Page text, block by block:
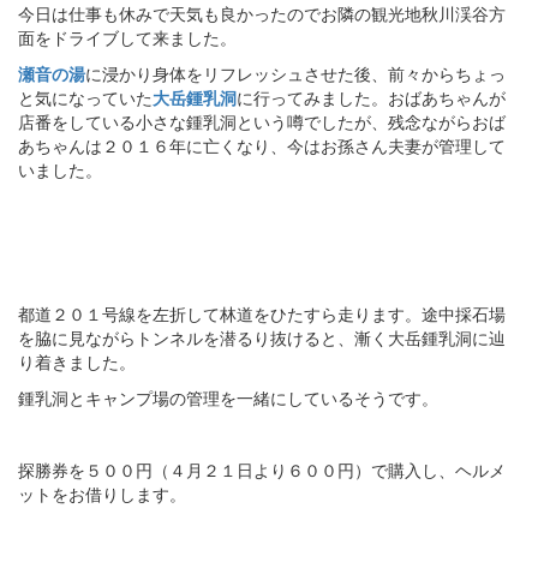
今日は仕事も休みで天気も良かったのでお隣の観光地秋川渓谷方
面をドライブして来ました。
瀬音の湯に浸かり身体をリフレッシュさせた後、前々からちょっ
と気になっていた大岳鍾乳洞に行ってみました。おばあちゃんが
店番をしている小さな鍾乳洞という噂でしたが、残念ながらおば
あちゃんは２０１６年に亡くなり、今はお孫さん夫妻が管理して
いました。
都道２０１号線を左折して林道をひたすら走ります。途中採石場
を脇に見ながらトンネルを潜るり抜けると、漸く大岳鍾乳洞に辿
り着きました。
鍾乳洞とキャンプ場の管理を一緒にしているそうです。
探勝券を５００円（４月２１日より６００円）で購入し、ヘルメ
ットをお借りします。